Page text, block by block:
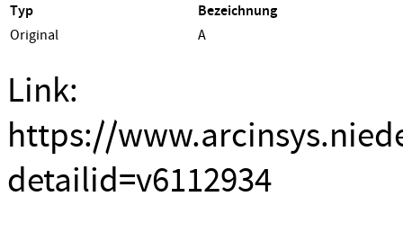
Typ Bezeichnung
Original A
Link:
https://
detailid=v6112934